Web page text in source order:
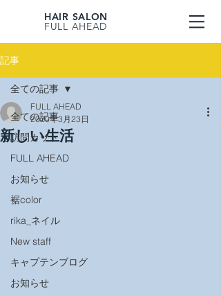
HAIR SALON
FULL AHEAD
記事
全ての記事
訪問カット
FULL AHEAD
お知らせ
裾color
rika_ネイル
New staff
キャプテンブログ
お知らせ
全ての記事
新しい生活
FULL AHEAD
2020年3月23日